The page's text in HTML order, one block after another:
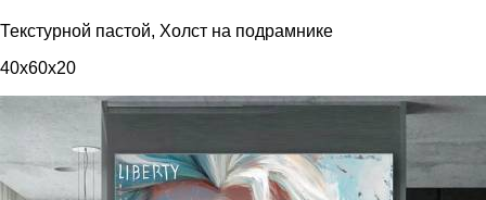
Текстурной пастой, Холст на подрамнике
40x60x20